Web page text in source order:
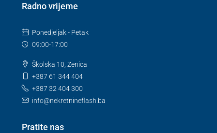
Radno vrijeme
Ponedjeljak - Petak
09:00-17:00
Školska 10, Zenica
+387 61 344 404
+387 32 404 300
info@nekretnineflash.ba
Pratite nas